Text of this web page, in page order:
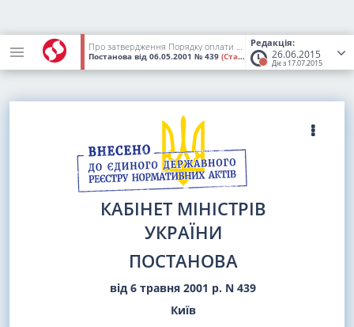
Редакція:
26.06.2015
Діє з 17.07.2015
Про затвердження Порядку оплати перших п'яти днів тимчасової непрацездатності внаслідок захворювання або травми, не пов'язаної з нещасним випадком на виробництві, за рахунок коштів підприємства, установи, організації
Постанова від 06.05.2001 № 439 (Статус: Втратив чинність)
КАБІНЕТ МІНІСТРІВ
УКРАЇНИ
ПОСТАНОВА
від 6 травня 2001 р. N 439
Київ